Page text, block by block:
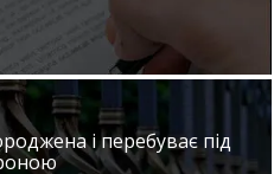
і перебуває під